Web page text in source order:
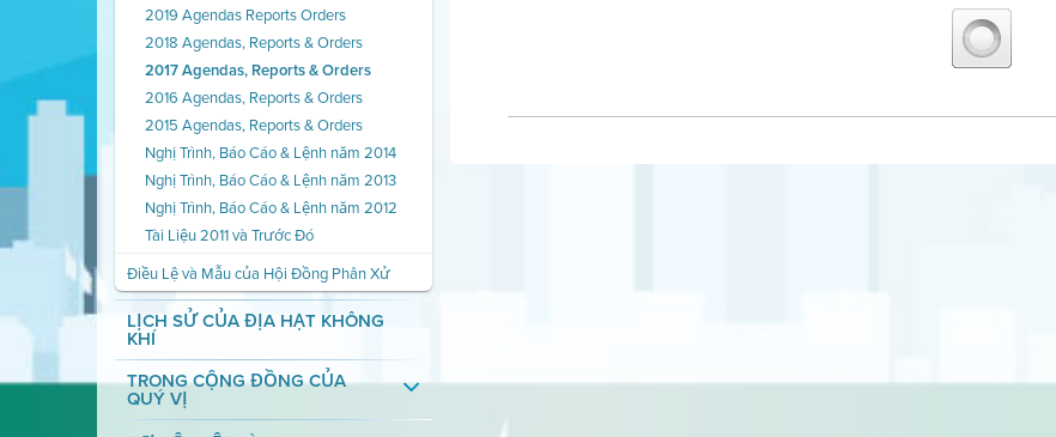
2019 Agendas Reports Orders
2018 Agendas, Reports & Orders
2017 Agendas, Reports & Orders
2016 Agendas, Reports & Orders
2015 Agendas, Reports & Orders
Nghị Trình, Báo Cáo & Lệnh năm 2014
Nghị Trình, Báo Cáo & Lệnh năm 2013
Nghị Trình, Báo Cáo & Lệnh năm 2012
Tài Liệu 2011 và Trước Đó
Điều Lệ và Mẫu của Hội Đồng Phân Xử
LỊCH SỬ CỦA ĐỊA HẠT KHÔNG
KHÍ
TRONG CỘNG ĐỒNG CỦA
QUÝ VỊ